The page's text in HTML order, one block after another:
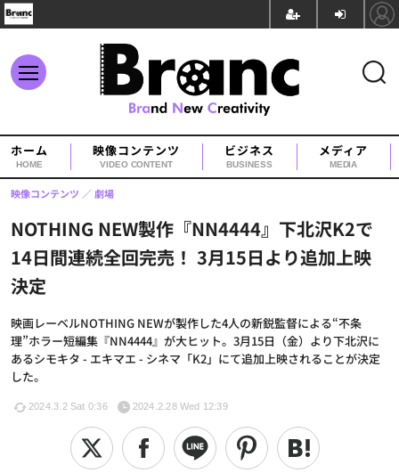
ホーム
HOME
映像コンテンツ
VIDEO CONTENT
ビジネス
BUSINESS
メディア
MEDIA
NOTHING NEW製作『NN4444』下北沢K2で
14日間連続全回完売！ 3月15日より追加上映
決定
映画レーベルNOTHING NEWが製作した4人の新鋭監督による“不条
理”ホラー短編集『NN4444』が大ヒット。3月15日（金）より下北沢に
あるシモキタ - エキマエ - シネマ「K2」にて追加上映されることが決定
した。
映像コンテンツ 劇場
2024.3.2 Sat 0:36 2024.2.28 Wed 12:39